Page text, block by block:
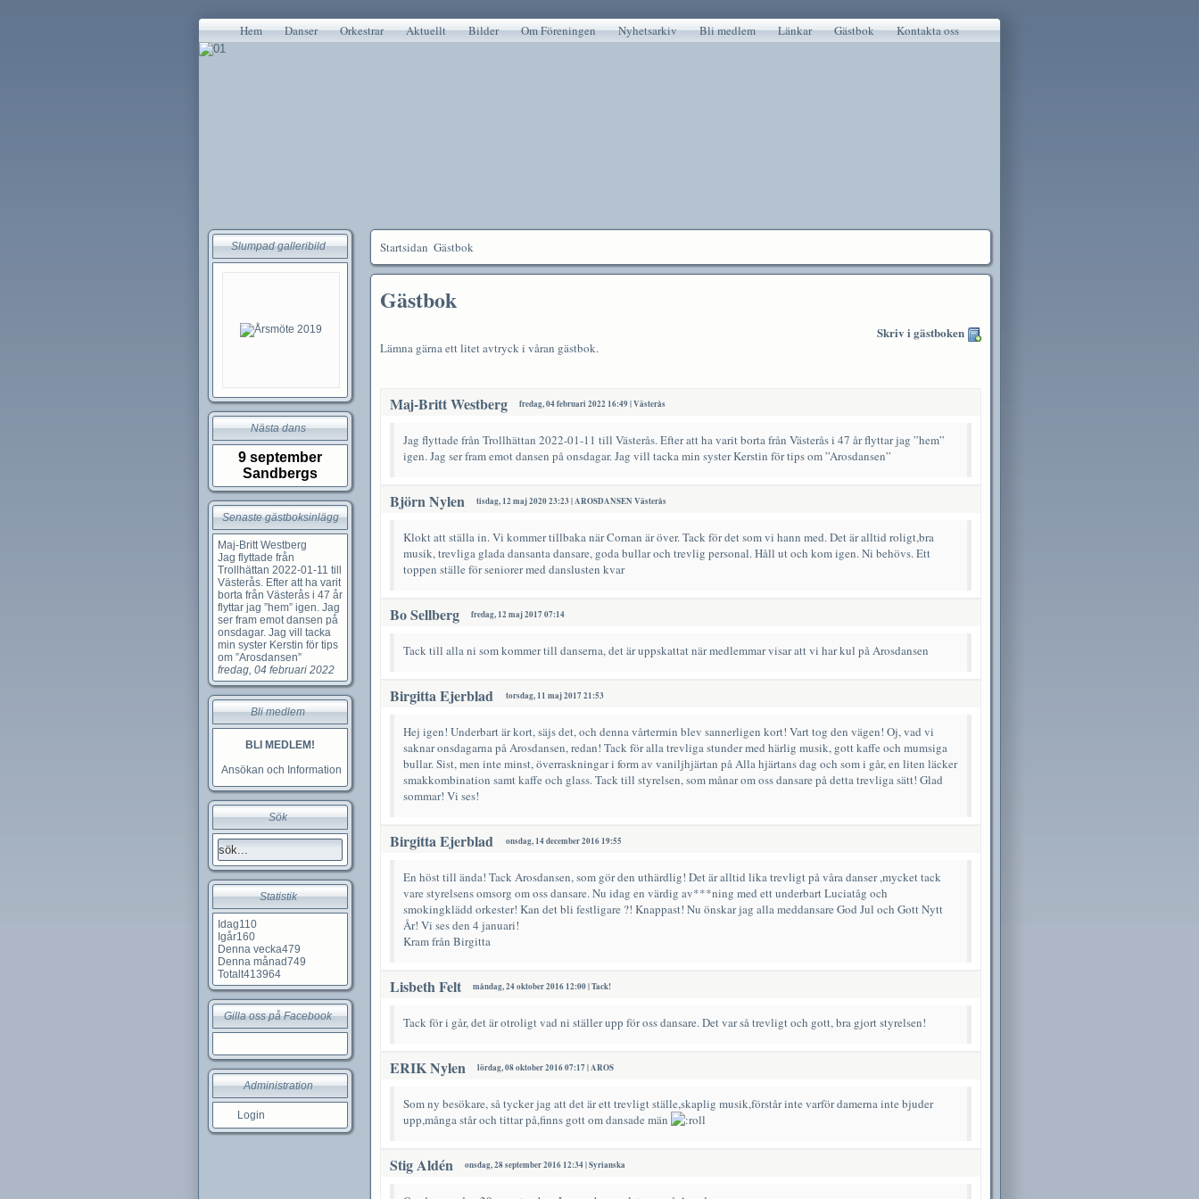
Hem Danser Orkestrar Aktuellt Bilder Om Föreningen Nyhetsarkiv Bli medlem Länkar Gästbok Kontakta oss
Slumpad galleribild
Nästa dans
9 september
Sandbergs
Senaste gästboksinlägg
Maj-Britt Westberg
Jag flyttade från
Trollhättan 2022-01-11 till
Västerås. Efter att ha varit
borta från Västerås i 47 år
flyttar jag ”hem” igen. Jag
ser fram emot dansen på
onsdagar. Jag vill tacka
min syster Kerstin för tips
om ”Arosdansen”
fredag, 04 februari 2022
Bli medlem
BLI MEDLEM!
Ansökan och Information
Sök
Statistik
Idag110
Igår160
Denna vecka479
Denna månad749
Totalt413964
Gilla oss på Facebook
Administration
Login
Startsidan Gästbok
Gästbok
Skriv i gästboken
Lämna gärna ett litet avtryck i våran gästbok.
Maj-Britt Westberg fredag, 04 februari 2022 16:49 | Västerås
Jag flyttade från Trollhättan 2022-01-11 till Västerås. Efter att ha varit borta från Västerås i 47 år flyttar jag ”hem”
igen. Jag ser fram emot dansen på onsdagar. Jag vill tacka min syster Kerstin för tips om ”Arosdansen”
Björn Nylen tisdag, 12 maj 2020 23:23 | AROSDANSEN Västerås
Klokt att ställa in. Vi kommer tillbaka när Cornan är över. Tack för det som vi hann med. Det är alltid roligt,bra
musik, trevliga glada dansanta dansare, goda bullar och trevlig personal. Håll ut och kom igen. Ni behövs. Ett
toppen ställe för seniorer med danslusten kvar
Bo Sellberg fredag, 12 maj 2017 07:14
Tack till alla ni som kommer till danserna, det är uppskattat när medlemmar visar att vi har kul på Arosdansen
Birgitta Ejerblad torsdag, 11 maj 2017 21:53
Hej igen! Underbart är kort, säjs det, och denna vårtermin blev sannerligen kort! Vart tog den vägen! Oj, vad vi
saknar onsdagarna på Arosdansen, redan! Tack för alla trevliga stunder med härlig musik, gott kaffe och mumsiga
bullar. Sist, men inte minst, överraskningar i form av vaniljhjärtan på Alla hjärtans dag och som i går, en liten läcker
smakkombination samt kaffe och glass. Tack till styrelsen, som månar om oss dansare på detta trevliga sätt! Glad
sommar! Vi ses!
Birgitta Ejerblad onsdag, 14 december 2016 19:55
En höst till ända! Tack Arosdansen, som gör den uthärdlig! Det är alltid lika trevligt på våra danser ,mycket tack
vare styrelsens omsorg om oss dansare. Nu idag en värdig av***ning med ett underbart Luciatåg och
smokingklädd orkester! Kan det bli festligare ?! Knappast! Nu önskar jag alla meddansare God Jul och Gott Nytt
År! Vi ses den 4 januari!
Kram från Birgitta
Lisbeth Felt måndag, 24 oktober 2016 12:00 | Tack!
Tack för i går, det är otroligt vad ni ställer upp för oss dansare. Det var så trevligt och gott, bra gjort styrelsen!
ERIK Nylen lördag, 08 oktober 2016 07:17 | AROS
Som ny besökare, så tycker jag att det är ett trevligt ställe,skaplig musik,förstår inte varför damerna inte bjuder
upp,många står och tittar på,finns gott om dansade män
Stig Aldén onsdag, 28 september 2016 12:34 | Syrianska